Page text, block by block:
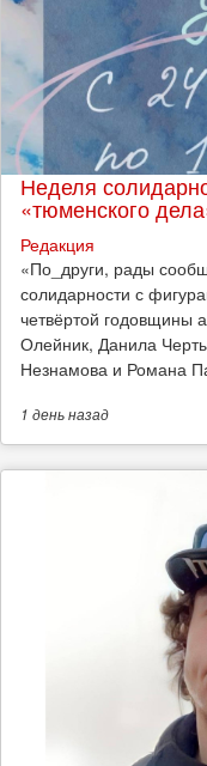
Неделя
«тюменского
Редакция
​«По_други, рады
солидарности с
четвёртой годовщины
Олейник, Данила
Незнамова и Романа
1 деньназад